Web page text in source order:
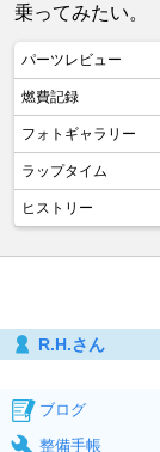
乗ってみたい。
パーツレビュー
燃費記録
フォトギャラリー
ラップタイム
ヒストリー
R.H.さん
ブログ
整備手帳